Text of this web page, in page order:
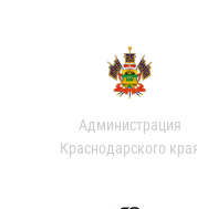
Администрация
Краснодарского